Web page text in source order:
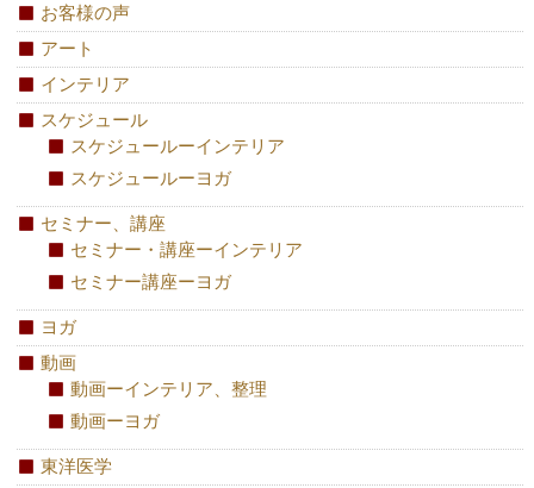
お客様の声
アート
インテリア
スケジュール
スケジュールーインテリア
スケジュールーヨガ
セミナー、講座
セミナー・講座ーインテリア
セミナー講座ーヨガ
ヨガ
動画
動画ーインテリア、整理
動画ーヨガ
東洋医学